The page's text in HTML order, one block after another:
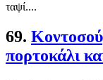
ταψί....
69.
πορτοκάλι